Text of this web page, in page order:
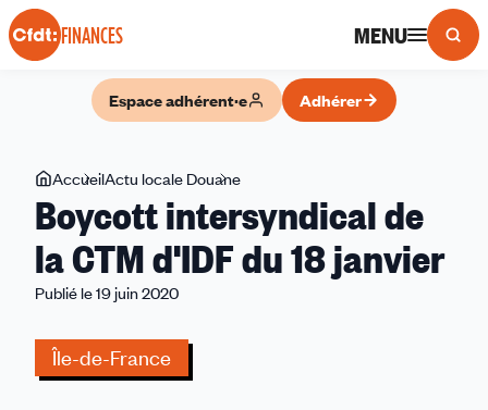
Panneau de gestion des cookies
FINANCES MENU
Espace adhérent·e Adhérer
Vous
êtes
ici
AccueilActu locale Douane
intersyndical
de
la
Boycott intersyndical de
la CTM d'IDF du 18 janvier
Publié le 19 juin 2020
Île-de-France